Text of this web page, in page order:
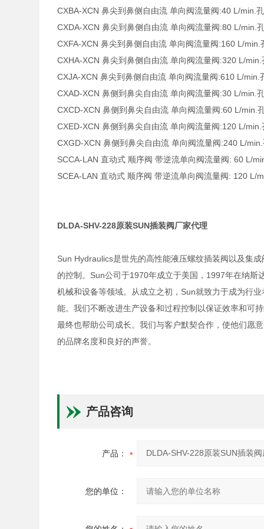
CXBA-XCN 鼻尖到鼻侧自由流 单向阀流量阀:40 L/min.
CXDA-XCN 鼻尖到鼻侧自由流 单向阀流量阀:80 L/min.
CXFA-XCN 鼻尖到鼻侧自由流 单向阀流量阀:160 L/min.
CXHA-XCN 鼻尖到鼻侧自由流 单向阀流量阀:320 L/
CXJA-XCN 鼻尖到鼻侧自由流 单向阀流量阀:610 L/min.
CXAD-XCN 鼻侧到鼻尖自由流 单向阀流量阀:30 L/min.
CXCD-XCN 鼻侧到鼻尖自由流 单向阀流量阀:60 L/min.
CXED-XCN 鼻侧到鼻尖自由流 单向阀流量阀:120 L/min.
CXGD-XCN 鼻侧到鼻尖自由流 单向阀流量阀:240 L/
SCCA-LAN 直动式 顺序阀 带逆流单向阀流量阀: 60 L/
SCEA-LAN 直动式 顺序阀 带逆流单向阀流量阀: 120 L/
DLDA-SHV-228原装SUN插装阀厂家代理
Sun Hydraulics是世先的高性能液压螺纹插装阀以及集
的控制。Sun公司于1970年成立于美国，1997年在纳
机械和设备等领域。从成立之初，Sun就致力于成为行
能。我们不断改进生产设备和过程控制以保证效率和可
最终也帮助公司成长。我们与客户默契合作，使他们愿
的品牌名度和良好的声誉。
产品咨询
产品：
您的单位：